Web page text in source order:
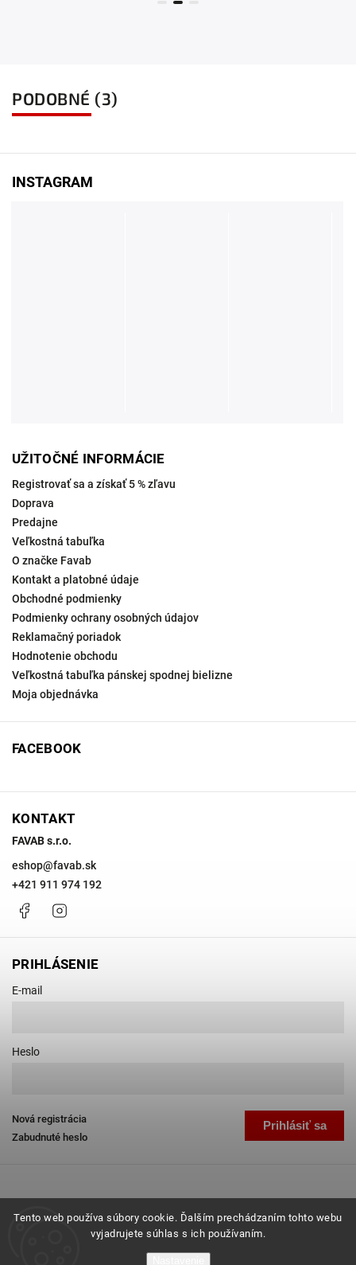
Tento web používa súbory cookie. Ďalším prechádzaním tohto webu
vyjadrujete súhlas s ich používaním.
PODOBNÉ (3)
UŽITOČNÉ INFORMÁCIE
Registrovať sa a získať 5 % zľavu
Doprava
Predajne
Veľkostná tabuľka
O značke Favab
Kontakt a platobné údaje
Obchodné podmienky
Podmienky ochrany osobných údajov
Reklamačný poriadok
Hodnotenie obchodu
Veľkostná tabuľka pánskej spodnej bielizne
Moja objednávka
FACEBOOK
KONTAKT
FAVAB s.r.o.
eshop@favab.sk
+421 911 974 192
Facebook
PRIHLÁSENIE
E-mail
Heslo
Prihlásiť sa
Nová registrácia
Zabudnuté heslo
INSTAGRAM
Favab.sk. Všetky práva vyhradené.